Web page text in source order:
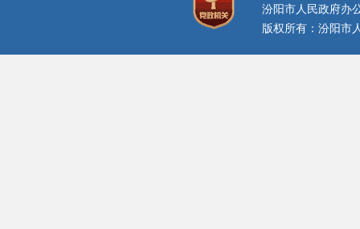
汾阳市人民政府办
版权所有：汾阳市